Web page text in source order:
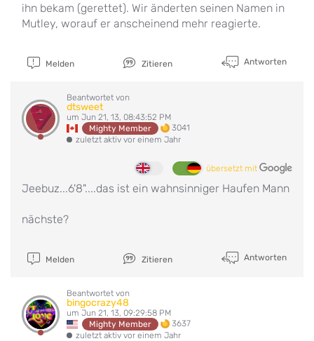
ihn bekam (gerettet). Wir änderten seinen Namen in
Mutley, worauf er anscheinend mehr reagierte.
Melden Zitieren Antworten
Beantwortet von
dtsweet
um Jun 21, 13, 08:43:52 PM
Mighty Member
3041
zuletzt aktiv vor einem Jahr
übersetzt mit
Jeebuz...6'8"....das ist ein wahnsinniger Haufen Mann
nächste?
Melden Zitieren Antworten
Beantwortet von
bingocrazy48
um Jun 21, 13, 09:29:58 PM
Mighty Member
3637
zuletzt aktiv vor einem Jahr